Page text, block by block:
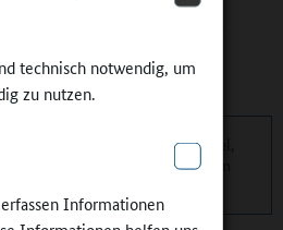
technisch notwendig, um
zu nutzen.
Informationen
für Unterricht und
über die aktuellen Artikel,
Sie zweimonatlich in unserem